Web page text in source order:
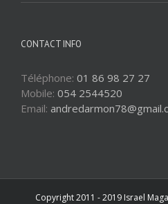
CONTACT INFO
Téléphone: 01 86 98 27 27
Mobile: 054 2544520
Email:
Copyright 2011 - 2019 Israel